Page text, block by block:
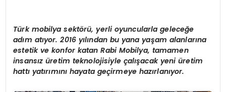
Türk mobilya sektörü, yerli oyuncularla geleceğe
adım atıyor. 2016 yılından bu yana yaşam alanlarına
estetik ve konfor katan Rabi Mobilya, tamamen
insansız üretim teknolojisiyle çalışacak yeni üretim
hattı yatırımını hayata geçirmeye hazırlanıyor.